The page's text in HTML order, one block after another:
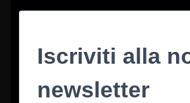
Iscriviti alla
newsletter